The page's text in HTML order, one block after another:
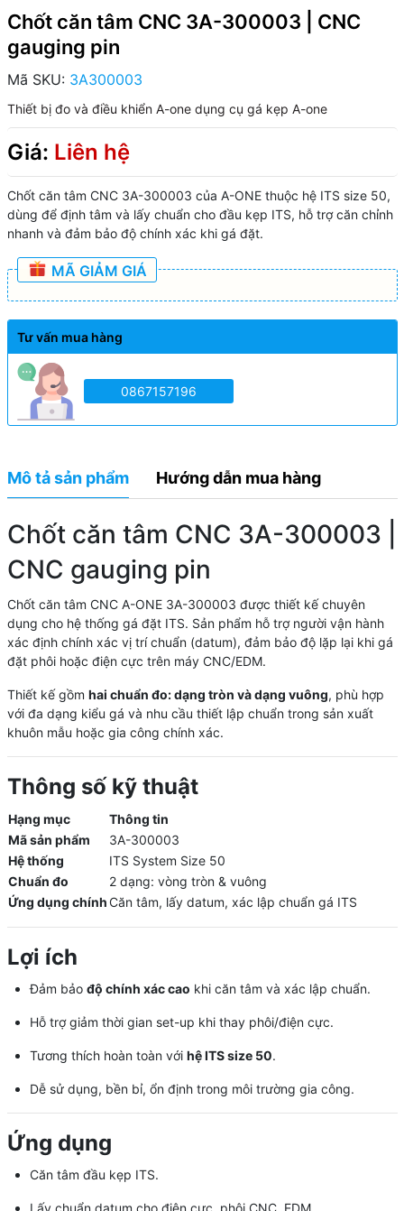
Chốt căn tâm CNC 3A-300003 | CNC
gauging pin
Mã SKU: 3A300003
Thiết bị đo và điều khiển A-one dụng cụ gá kẹp A-one
Giá: Liên hệ
Chốt căn tâm CNC 3A-300003 của A-ONE thuộc hệ ITS size 50,
dùng để định tâm và lấy chuẩn cho đầu kẹp ITS, hỗ trợ căn chỉnh
nhanh và đảm bảo độ chính xác khi gá đặt.
MÃ GIẢM GIÁ
Tư vấn mua hàng
0867157196
Mô tả sản phẩm Hướng dẫn mua hàng
Chốt căn tâm CNC 3A-300003 |
CNC gauging pin
Chốt căn tâm CNC A-ONE 3A-300003 được thiết kế chuyên
dụng cho hệ thống gá đặt ITS. Sản phẩm hỗ trợ người vận hành
xác định chính xác vị trí chuẩn (datum), đảm bảo độ lặp lại khi gá
đặt phôi hoặc điện cực trên máy CNC/EDM.
Thiết kế gồm hai chuẩn đo: dạng tròn và dạng vuông, phù hợp
với đa dạng kiểu gá và nhu cầu thiết lập chuẩn trong sản xuất
khuôn mẫu hoặc gia công chính xác.
Thông số kỹ thuật
Hạng mục
Thông tin
Mã sản phẩm
3A-300003
Hệ thống
ITS System Size 50
Chuẩn đo
2 dạng: vòng tròn & vuông
Ứng dụng chínhCăn tâm, lấy datum, xác lập chuẩn gá ITS
Lợi ích
Đảm bảo độ chính xác cao khi căn tâm và xác lập chuẩn.
Hỗ trợ giảm thời gian set-up khi thay phôi/điện cực.
Tương thích hoàn toàn với hệ ITS size 50.
Dễ sử dụng, bền bỉ, ổn định trong môi trường gia công.
Ứng dụng
Căn tâm đầu kẹp ITS.
Lấy chuẩn datum cho điện cực, phôi CNC, EDM.